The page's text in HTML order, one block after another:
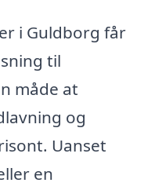
i Guldborg får
til
måde at
og
Uanset
en